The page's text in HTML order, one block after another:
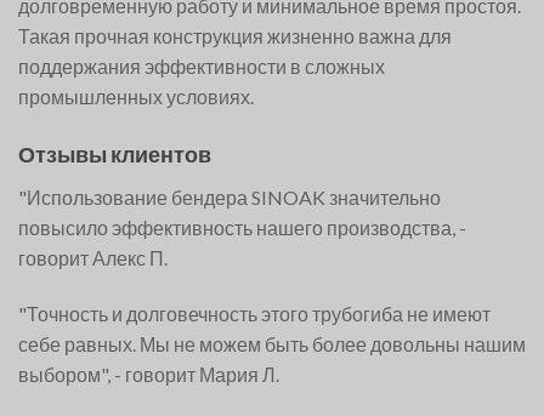
долговременную работу и минимальное время простоя.
Такая прочная конструкция жизненно важна для
поддержания эффективности в сложных
промышленных условиях.
Отзывы клиентов
"Использование бендера SINOAK значительно
повысило эффективность нашего производства, -
говорит Алекс П.
"Точность и долговечность этого трубогиба не имеют
себе равных. Мы не можем быть более довольны нашим
выбором", - говорит Мария Л.